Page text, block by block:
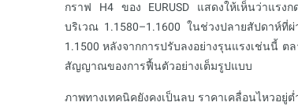
กราฟ H4 ของ EURUSD แสดงให้เห็นว่าแรง
บริเวณ 1.1580–1.1600 ในช่วงปลายสัปดาห์ที่
1.1500 หลังจากการปรับลงอย่างรุนแรงเช่นนี้ ต
สัญญาณของการฟื้นตัวอย่างเต็มรูปแบบ
ภาพทางเทคนิคยังคงเป็นลบ ราคาเคลื่อนไหวอยู่